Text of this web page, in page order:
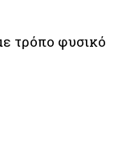
τρόπο φυσικό